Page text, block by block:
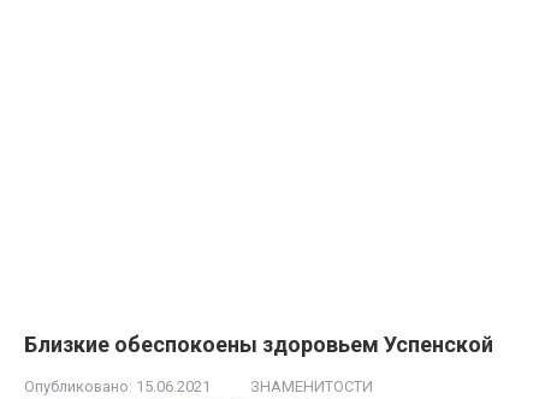
Близкие обеспокоены здоровьем Успенской
Опубликовано: 15.06.2021 ЗНАМЕНИТОСТИ